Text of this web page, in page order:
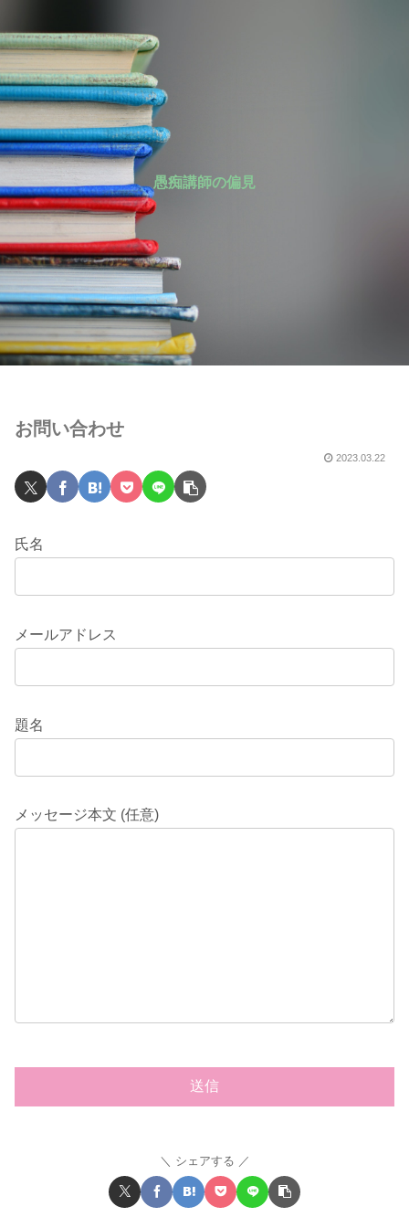
愚痴講師の偏見
お問い合わせ
2023.03.22
氏名
メールアドレス
題名
メッセージ本文 (任意)
シェアする